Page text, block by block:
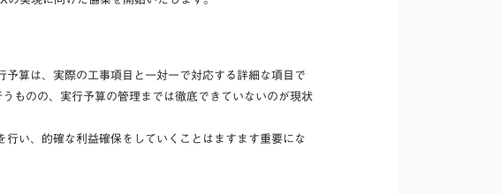
算は、実際の工事項目と一対一で対応する詳細な項目で
ものの、実行予算の管理までは徹底できていないのが現状
い、的確な利益確保をしていくことはますます重要にな